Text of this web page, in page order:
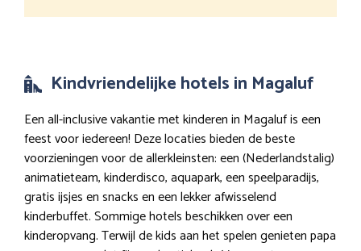
Kindvriendelijke hotels in Magaluf
Een all-inclusive vakantie met kinderen in Magaluf is een
feest voor iedereen! Deze locaties bieden de beste
voorzieningen voor de allerkleinsten: een (Nederlandstalig)
animatieteam, kinderdisco, aquapark, een speelparadijs,
gratis ijsjes en snacks en een lekker afwisselend
kinderbuffet. Sommige hotels beschikken over een
kinderopvang. Terwijl de kids aan het spelen genieten papa